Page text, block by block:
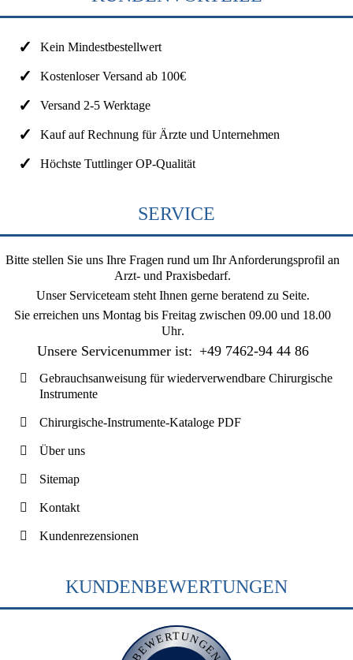
Kein Mindestbestellwert
Kostenloser Versand ab 100€
Versand 2-5 Werktage
Kauf auf Rechnung für Ärzte und Unternehmen
Höchste Tuttlinger OP-Qualität
SERVICE
Bitte stellen Sie uns Ihre Fragen rund um Ihr Anforderungsprofil an
Arzt- und Praxisbedarf.
Unser Serviceteam steht Ihnen gerne beratend zu Seite.
Sie erreichen uns Montag bis Freitag zwischen 09.00 und 18.00
Uhr.
Unsere Servicenummer ist: +49 7462-94 44 86
Gebrauchsanweisung für wiederverwendbare Chirurgische
Instrumente
Chirurgische-Instrumente-Kataloge PDF
Über uns
Sitemap
Kontakt
Kundenrezensionen
KUNDENBEWERTUNGEN
BEWERTUNGEN